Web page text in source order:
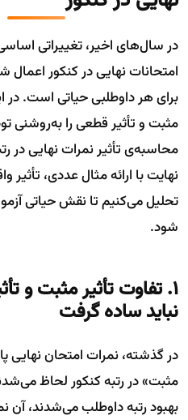
در سال‌های اخیر، تغییراتی
امتحانات نهایی در کنکور
برای هر داوطلبی حیاتی است. در
مثبت و تأثیر قطعی را
محاسبه‌ی تأثیر نمرات نهایی در
نهایت با ارائه مثال عددی، تأثیر
تحلیل می‌کنیم تا نقش حیاتی
شود.
۱. تفاوت تأثیر مثبت و
نباید ساده گرفت
در گذشته، نمرات امتحان نهایی
مثبت» در رتبه کنکور لحاظ
بهبود رتبه داوطلب می‌شدند، آن